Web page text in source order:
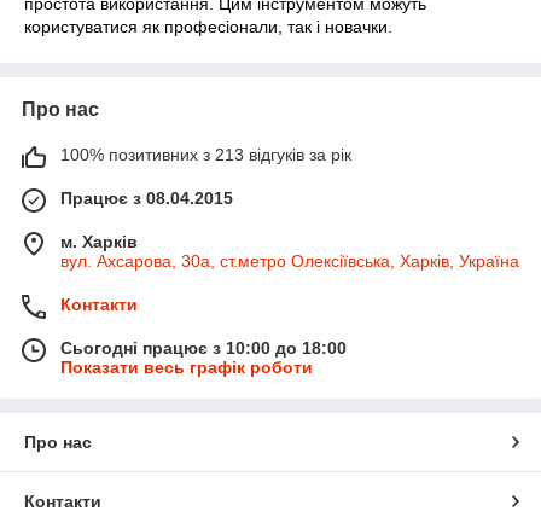
користуватися як професіонали, так і новачки.
Про нас
100% позитивних з 213 відгуків за рік
Працює з 08.04.2015
м. Харків
вул. Ахсарова, 30а, ст.метро Олексіївська, Харків, Україна
Контакти
Сьогодні працює з 10:00 до 18:00
Показати весь графік роботи
Про нас
Контакти